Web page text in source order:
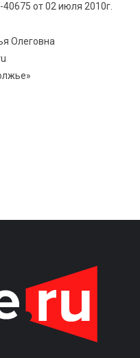
ко Дню
от 02 июля 2010г.
Олеговна